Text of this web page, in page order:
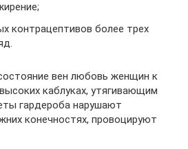
контрацептивов более трех
вен любовь женщин к
каблуках, утягивающим
гардероба нарушают
конечностях, провоцируют